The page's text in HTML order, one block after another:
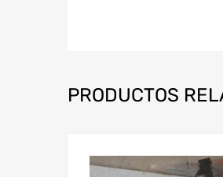
PRODUCTOS